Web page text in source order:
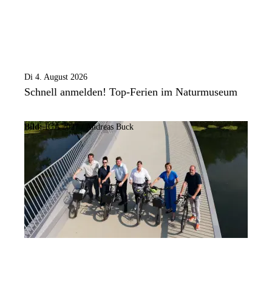
Di 4. August 2026
Schnell anmelden! Top-Ferien im Naturmuseum
Bild: IGA 2027 / Andreas Buck